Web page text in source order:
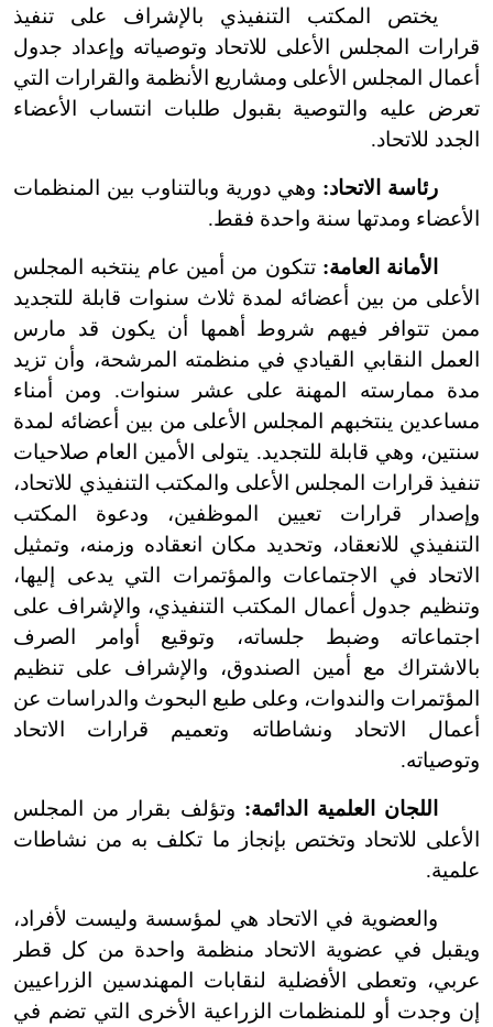
يختص المكتب التنفيذي بالإشراف على تنفيذ
قرارات المجلس الأعلى للاتحاد وتوصياته وإعداد جدول
أعمال المجلس الأعلى ومشاريع الأنظمة والقرارات التي
تعرض عليه والتوصية بقبول طلبات انتساب الأعضاء
الجدد للاتحاد.
رئاسة الاتحاد: وهي دورية وبالتناوب بين المنظمات
الأعضاء ومدتها سنة واحدة فقط.
الأمانة العامة: تتكون من أمين عام ينتخبه المجلس
الأعلى من بين أعضائه لمدة ثلاث سنوات قابلة للتجديد
ممن تتوافر فيهم شروط أهمها أن يكون قد مارس
العمل النقابي القيادي في منظمته المرشحة، وأن تزيد
مدة ممارسته المهنة على عشر سنوات. ومن أمناء
مساعدين ينتخبهم المجلس الأعلى من بين أعضائه لمدة
سنتين، وهي قابلة للتجديد. يتولى الأمين العام صلاحيات
تنفيذ قرارات المجلس الأعلى والمكتب التنفيذي للاتحاد،
وإصدار قرارات تعيين الموظفين، ودعوة المكتب
التنفيذي للانعقاد، وتحديد مكان انعقاده وزمنه، وتمثيل
الاتحاد في الاجتماعات والمؤتمرات التي يدعى إليها،
وتنظيم جدول أعمال المكتب التنفيذي، والإشراف على
اجتماعاته وضبط جلساته، وتوقيع أوامر الصرف
بالاشتراك مع أمين الصندوق، والإشراف على تنظيم
المؤتمرات والندوات، وعلى طبع البحوث والدراسات عن
أعمال الاتحاد ونشاطاته وتعميم قرارات الاتحاد
وتوصياته.
اللجان العلمية الدائمة: وتؤلف بقرار من المجلس
الأعلى للاتحاد وتختص بإنجاز ما تكلف به من نشاطات
علمية.
والعضوية في الاتحاد هي لمؤسسة وليست لأفراد،
ويقبل في عضوية الاتحاد منظمة واحدة من كل قطر
عربي، وتعطى الأفضلية لنقابات المهندسين الزراعيين
إن وجدت أو للمنظمات الزراعية الأخرى التي تضم في